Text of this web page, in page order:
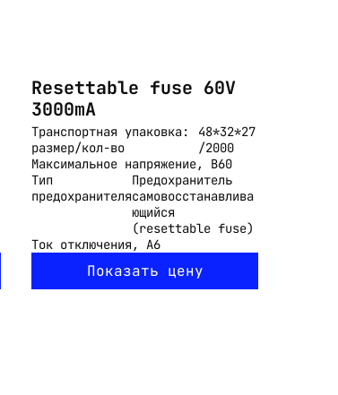
Resettable fuse 60V
3000mA
Транспортная упаковка:
размер/кол-во
48*32*27
/2000
Максимальное напряжение, В60
Тип
предохранителя
Предохранитель
самовосстанавлива
ющийся
(resettable fuse)
Ток отключения, А6
Показать цену